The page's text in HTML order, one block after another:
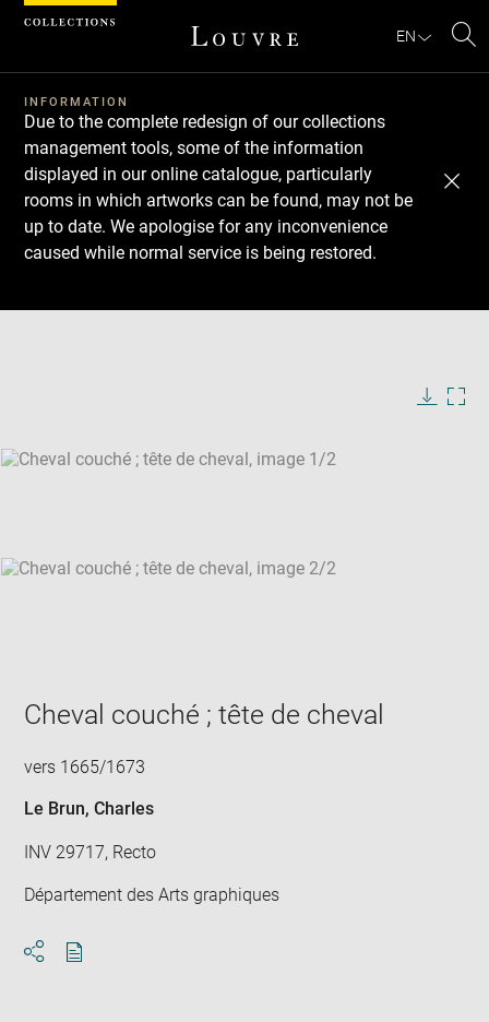
EN
INFORMATION
Due to the complete redesign of our collections
management tools, some of the information
displayed in our online catalogue, particularly
rooms in which artworks can be found, may not be
up to date. We apologise for any inconvenience
caused while normal service is being restored.
SKIP IMAGE CAROUSEL
Download
Next
Previous
Cheval couché ; tête de cheval
vers 1665/1673
Le Brun, Charles
INV 29717, Recto
Département des Arts graphiques
Cookies management panel